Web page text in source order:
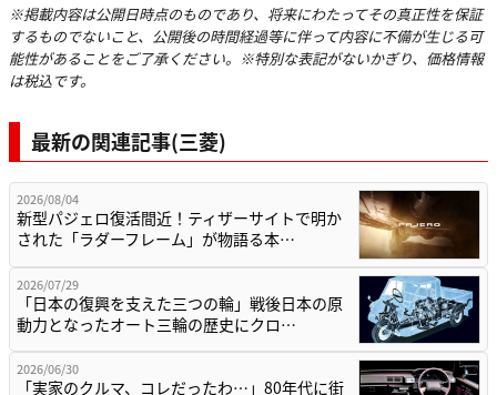
※掲載内容は公開日時点のものであり、将来にわたってその真正性を保証
するものでないこと、公開後の時間経過等に伴って内容に不備が生じる可
能性があることをご了承ください。※特別な表記がないかぎり、価格情報
は税込です。
最新の関連記事(三菱)
2026/08/04
新型パジェロ復活間近！ティザーサイトで明か
された「ラダーフレーム」が物語る本…
2026/07/29
「日本の復興を支えた三つの輪」戦後日本の原
動力となったオート三輪の歴史にクロ…
2026/06/30
「実家のクルマ、コレだったわ…」80年代に街